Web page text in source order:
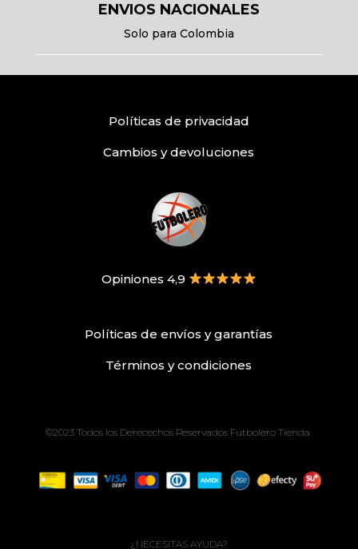
ENVIOS NACIONALES
Solo para Colombia
Políticas de privacidad
Cambios y devoluciones
Opiniones 4,9
Políticas de envíos ygarantías
Términos y condiciones
©2023 Todos los Derecechos Reservados Futbolero Tienda
¿NECESITAS AYUDA?